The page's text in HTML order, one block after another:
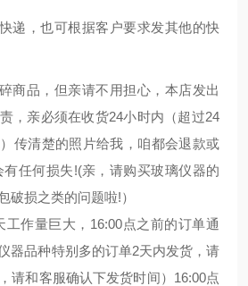
递，也可根据客户要求发其他的快
商品，但亲请不用担心，本店发出
，亲必须在收货24小时内（超过24
传清楚的照片给我，咱都会退款或
任何损失!(亲，请购买玻璃仪器的
破损之类的问题啦!）
工作量巨大，16:00点之前的订单通
器品种特别多的订单2天内发货，请
请和客服确认下发货时间）16:00点